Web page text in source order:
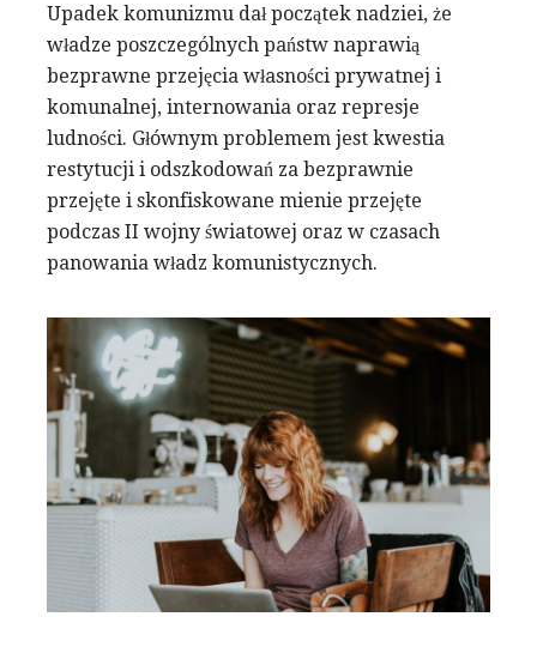
Upadek komunizmu dał początek nadziei, że
władze poszczególnych państw naprawią
bezprawne przejęcia własności prywatnej i
komunalnej, internowania oraz represje
ludności. Głównym problemem jest kwestia
restytucji i odszkodowań za bezprawnie
przejęte i skonfiskowane mienie przejęte
podczas II wojny światowej oraz w czasach
panowania władz komunistycznych.